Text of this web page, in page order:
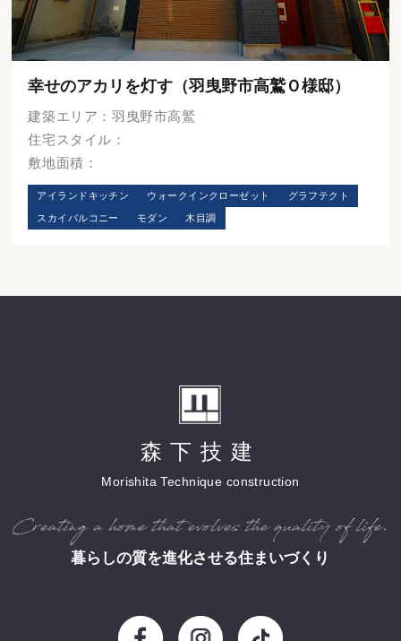
幸せのアカリを灯す（羽曳野市高鷲Ｏ様邸）
建築エリア：羽曳野市高鷲
住宅スタイル：
敷地面積：
アイランドキッチン ウォークインクローゼット グラフテクト
スカイバルコニー モダン 木目調
森下技建
Morishita Technique construction
暮らしの質を進化させる住まいづくり